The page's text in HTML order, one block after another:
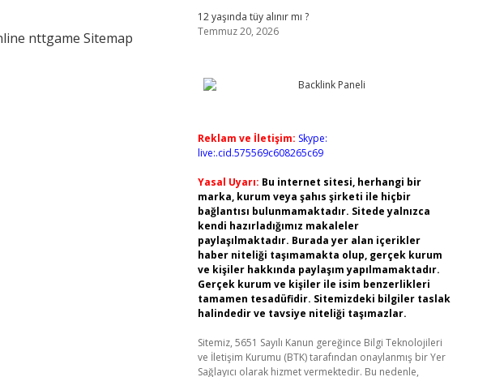
nttgame Sitemap
12 yaşında tüy alınır mı ?
Temmuz 20, 2026
Reklam ve İletişim: Skype:
live:.cid.575569c608265c69
Yasal Uyarı: Bu internet sitesi, herhangi bir
marka, kurum veya şahıs şirketi ile hiçbir
bağlantısı bulunmamaktadır. Sitede yalnızca
kendi hazırladığımız makaleler
paylaşılmaktadır. Burada yer alan içerikler
haber niteliği taşımamakta olup, gerçek kurum
ve kişiler hakkında paylaşım yapılmamaktadır.
Gerçek kurum ve kişiler ile isim benzerlikleri
tamamen tesadüfidir. Sitemizdeki bilgiler taslak
halindedir ve tavsiye niteliği taşımazlar.
Sitemiz, 5651 Sayılı Kanun gereğince Bilgi Teknolojileri
ve İletişim Kurumu (BTK) tarafından onaylanmış bir Yer
Sağlayıcı olarak hizmet vermektedir. Bu nedenle,